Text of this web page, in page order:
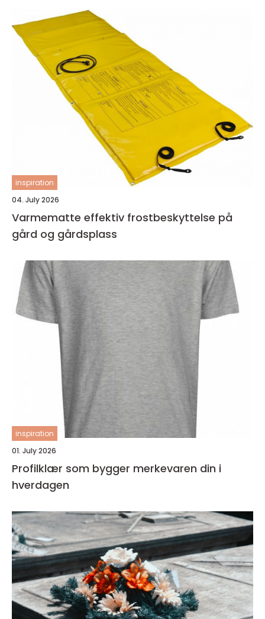
inspiration
04. July 2026
Varmematte effektiv frostbeskyttelse på
gård og gårdsplass
inspiration
01. July 2026
Profilklær som bygger merkevaren din i
hverdagen